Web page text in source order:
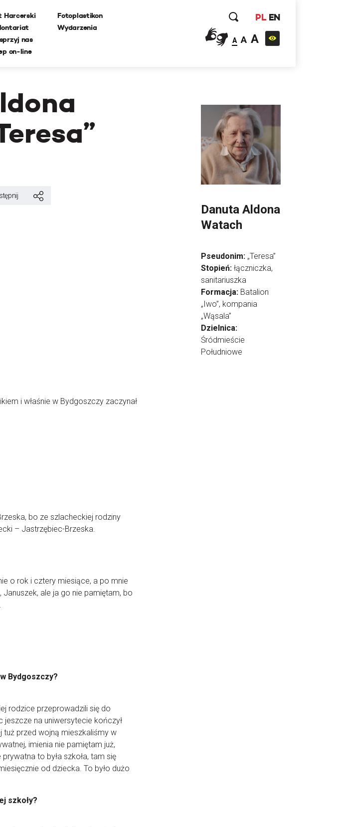
Harcerski
nas
on-line
Fotoplastikon
Wydarzenia
PL EN
A A A
i właśnie w Bydgoszczy zaczynał
bo ze szlacheckiej rodziny
– Jastrzębiec-Brzeska.
o rok i cztery miesiące, a po mnie
Januszek, ale ja go nie pamiętam, bo
Bydgoszczy?
rodzice przeprowadzili się do
jeszcze na uniwersytecie kończył
tuż przed wojną mieszkaliśmy w
imienia nie pamiętam już,
to była szkoła, tam się
od dziecka. To było dużo
szkoły?
Danuta Aldona
Watach
Pseudonim: „Teresa”
Stopień: łączniczka,
sanitariuszka
Formacja: Batalion
„Iwo”, kompania
„Wąsala”
Dzielnica:
Śródmieście
Południowe